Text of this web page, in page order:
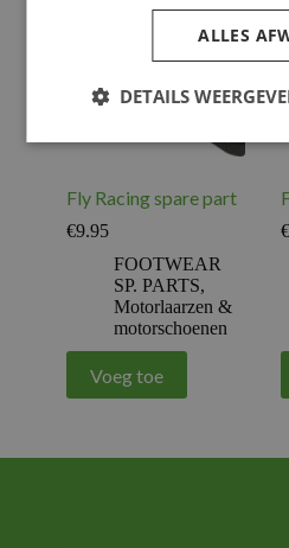
Fly Racing spare part
€9.95
FOOTWEAR
SP. PARTS,
Motorlaarzen &
motorschoenen
Voeg toe
€
ALLES
DETAILS